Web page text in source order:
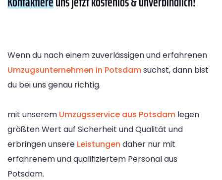
Wenn du nach einem zuverlässigen und erfahrenen
Umzugsunternehmen in Potsdamsuchst, dann bist
du bei uns genau richtig.
mit unserem Umzugsservice aus Potsdam legen
größten Wert auf Sicherheit und Qualität und
erbringen unsere Leistungen daher nur mit
erfahrenem und qualifiziertem Personal aus
Potsdam.